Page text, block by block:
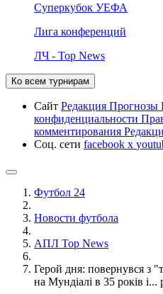
Суперкубок УЕФА
Лига конференций
ЛЧ - Top News
Ко всем турнирам
Сайт Редакция Прогнозы
конфиденциальности
комментирования
Соц. сети facebook x
Футбол 24
Новости футбола
АПЛ Top News
Герой дня: повернувся з
на Мундіалі в 35 років і...